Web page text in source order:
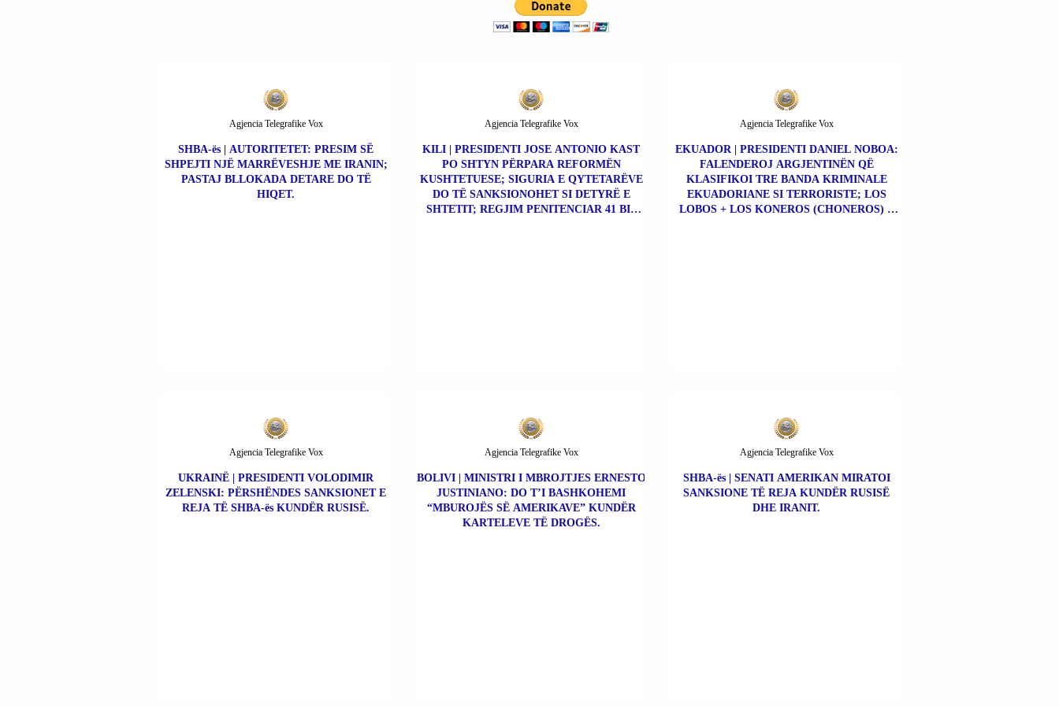
SHBA-ës | AUTORITETET: PRESIM SË
SHPEJTI NJË MARRËVESHJE ME IRANIN;
PASTAJ BLLOKADA DETARE DO TË
HIQET.
Agjencia Telegrafike Vox
KILI | PRESIDENTI JOSE ANTONIO KAST
PO SHTYN PËRPARA REFORMËN
KUSHTETUESE; SIGURIA E QYTETARËVE
DO TË SANKSIONOHET SI DETYRË E
SHTETIT; REGJIM PENITENCIAR 41 BIS
Agjencia Telegrafike Vox
EKUADOR | PRESIDENTI DANIEL NOBOA:
FALENDEROJ ARGJENTINËN QË
KLASIFIKOI TRE BANDA KRIMINALE
EKUADORIANE SI TERRORISTE; LOS
LOBOS + LOS KONEROS (CHONEROS) +
Agjencia Telegrafike Vox
UKRAINË | PRESIDENTI VOLODIMIR
ZELENSKI: PËRSHËNDES SANKSIONET E
REJA TË SHBA-ës KUNDËR RUSISË.
Agjencia Telegrafike Vox
BOLIVI | MINISTRI I MBROJTJES ERNESTO
JUSTINIANO: DO T’I BASHKOHEMI
“MBUROJËS SË AMERIKAVE” KUNDËR
KARTELEVE TË DROGËS.
Agjencia Telegrafike Vox
SHBA-ës | SENATI AMERIKAN MIRATOI
SANKSIONE TË REJA KUNDËR RUSISË
DHE IRANIT.
Agjencia Telegrafike Vox